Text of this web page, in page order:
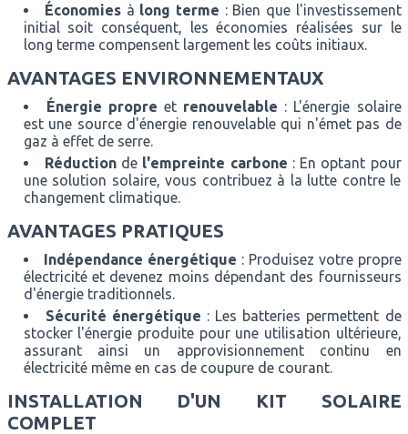
Économies à long terme : Bien que l'investissement
initial soit conséquent, les économies réalisées sur le
long terme compensent largement les coûts initiaux.
AVANTAGES ENVIRONNEMENTAUX
Énergie propre et renouvelable : L'énergie solaire
est une source d'énergie renouvelable qui n'émet pas de
gaz à effet de serre.
Réductionde l'empreinte carbone : En optant pour
une solution solaire, vous contribuez à la lutte contre le
changement climatique.
AVANTAGES PRATIQUES
Indépendance énergétique : Produisez votre propre
électricité et devenez moins dépendant des fournisseurs
d'énergie traditionnels.
Sécurité énergétique : Les batteries permettent de
stocker l'énergie produite pour une utilisation ultérieure,
assurant ainsi un approvisionnement continu en
électricité même en cas de coupure de courant.
INSTALLATION D'UN KIT SOLAIRE
COMPLET